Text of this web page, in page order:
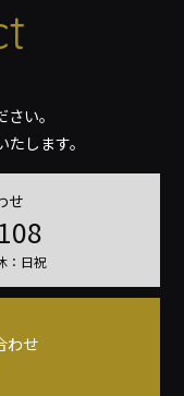
い。
します。
せ
：日祝
わせ